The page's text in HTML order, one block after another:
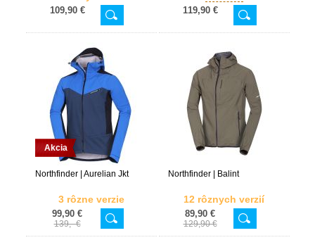
109,90 € 119,90 €
Akcia
Northfinder | Aurelian Jkt
3 rôzne verzie
99,90 €
139,- €
Northfinder | Balint
12 rôznych verzií
89,90 €
129,90 €